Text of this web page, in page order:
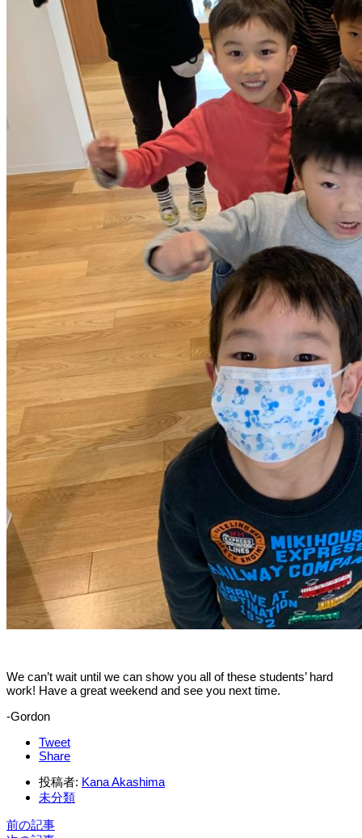
We can’t wait until we can show you all of these students’ hard
work! Have a great weekend and see you next time.
-Gordon
Tweet
Share
投稿者: Kana Akashima
未分類
前の記事